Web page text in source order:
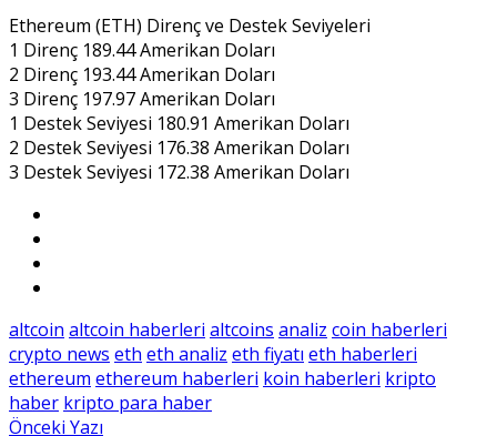
Ethereum (ETH) Direnç ve Destek Seviyeleri
1 Direnç 189.44 Amerikan Doları
2 Direnç 193.44 Amerikan Doları
3 Direnç 197.97 Amerikan Doları
1 Destek Seviyesi 180.91 Amerikan Doları
2 Destek Seviyesi 176.38 Amerikan Doları
3 Destek Seviyesi 172.38 Amerikan Doları
altcoin altcoin haberleri altcoins analiz coin haberleri
crypto news eth eth analiz eth fiyatı eth haberleri
ethereum ethereum haberleri koin haberleri kripto
haber kripto para haber
Önceki Yazı